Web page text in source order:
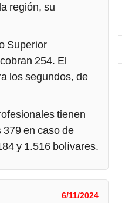
región, su
Superior
254. El
los segundos, de
tienen
en caso de
y 1.516 bolívares.
6/11/2024